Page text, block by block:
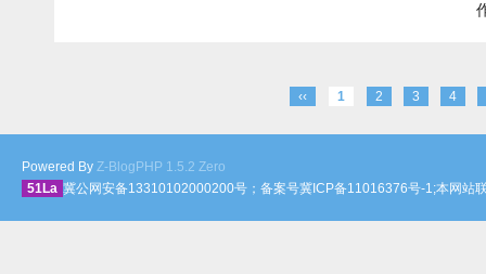
‹‹ 1 2 3 4
Powered By Z-BlogPHP 1.5.2 Zero
51La 冀公网安备13310102000200号；备案号冀ICP备11016376号-1;本网站